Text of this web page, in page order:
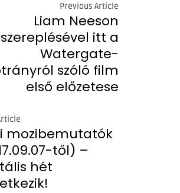
Previous Article
Liam Neeson
itt a
Watergate-
szóló film
első előzetese
mozibemutatók
től) –
hét